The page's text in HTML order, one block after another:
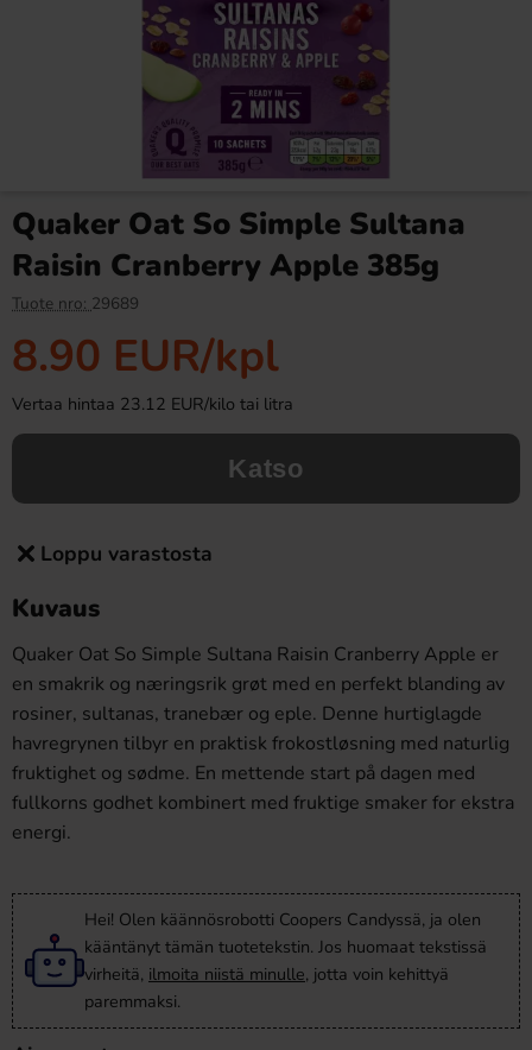
Ronny & Ragge Buttcracker
Chips Korv med bröd 150g
Osta
Ramlösa Kirsikka 33cl
Osta
Quaker Oat So Simple Sultana
Raisin Cranberry Apple 385g
Tuote nro: 29689
8.90 EUR/kpl
Vertaa hintaa 23.12 EUR/kilo tai litra
Katso
Loppu varastosta
Kuvaus
Quaker Oat So Simple Sultana Raisin Cranberry Apple er
en smakrik og næringsrik grøt med en perfekt blanding av
rosiner, sultanas, tranebær og eple. Denne hurtiglagde
havregrynen tilbyr en praktisk frokostløsning med naturlig
fruktighet og sødme. En mettende start på dagen med
fullkorns godhet kombinert med fruktige smaker for ekstra
energi.
Hei! Olen käännösrobotti Coopers Candyssä, ja olen
kääntänyt tämän tuotetekstin. Jos huomaat tekstissä
virheitä, ilmoita niistä minulle, jotta voin kehittyä
paremmaksi.